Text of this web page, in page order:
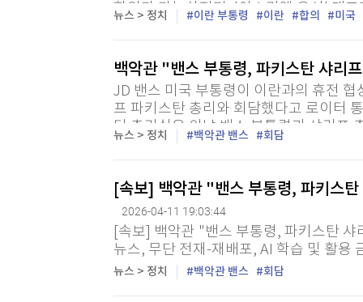
미네르바아카데미
스페셜강의
투자/재테크
부동산/세무
[모집-3기-] 돈버는 트레이딩 투자 북클럽
[할인50%] 한·미 투자 올인원 클래스
증권 데이터
특징주 뉴스
매매신호 (랭킹
환율
합의가 가능하지만, '이스라엘 우선' 대
하마드 레자 아레프 이란 수석부통령은
뉴스 > 정치 이란 부통령 이란 합의 미국
백악관 "밴스 부통령, 파키스탄 샤리
JD 밴스 미국 부통령이 이란과의 휴전
프 파키스탄 총리와 회담했다고 로이터
탄 총리실은 이날 밴스 부통령과 샤리프
도널드 트럼프 미국 대통령의 사위인 재
뉴스 > 정치 백악관 밴스 회담
[속보] 백악관 "밴스 부통령, 파키스
2026-04-11 19:03:44
[속보] 백악관 "밴스 부통령, 파키스탄
뉴스, 무단 전재-재배포, AI 학습 및 활용
뉴스 > 정치 백악관 밴스 회담